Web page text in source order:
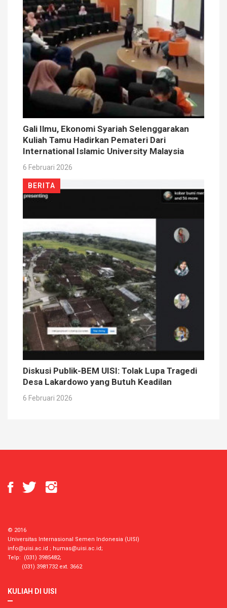
Gali Ilmu, Ekonomi Syariah Selenggarakan
Kuliah Tamu Hadirkan Pemateri Dari
International Islamic University Malaysia
6 Februari 2026
BERITA
Diskusi Publik-BEM UISI: Tolak Lupa Tragedi
Desa Lakardowo yang Butuh Keadilan
6 Februari 2026
© 2016
Universitas Internasional Semen Indonesia (UISI)
info@uisi.ac.id ; humas@uisi.ac.id;
Telp: (031) 3985482;
(031) 3981732 ext. 3662
KULIAH DI UISI